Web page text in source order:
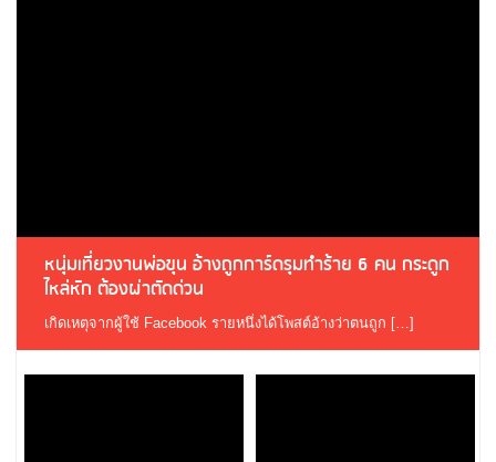
หนุ่มเที่ยวงานพ่อขุน อ้างถูกการ์ดรุมทำร้าย 6 คน กระดูก
ไหล่หัก ต้องผ่าตัดด่วน
เกิดเหตุจากผู้ใช้ Facebook รายหนึ่งได้โพสต์อ้างว่าตนถูก […]